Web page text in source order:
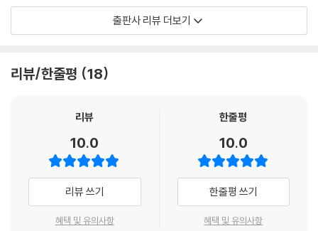
니다. 그 말들에는 따뜻함이 있습니다. 사람의 가치를 돈으로만 재지 않겠
다는 의지이기도 합니다. 하지만 동시에 이 말들은 더 나은 삶을 향한 욕망
을 스스로 검열하게 만들기도 합니다. 욕망을 죄책감으로 바꾸고, 준비를
--- p.21
다. 이 차이가 중요합니다. 돈이 있다고 해서 행복해지는 것은 아니지만 돈
이 없어서 불행해지는 순간은 분명 존재합니다. 병원비가 없어서 치료를
미루는 순간, 집세를 내지 못해 이사를 걱정하는 순간, 아이의 교육비 때문
에 잠을 설치는 순간. 이런 순간들에서 돈은 행복을 만들어주는 것이 아니
라, 불행이 더 깊어지지 않도록 막아주는 방어막이 됩니다.
--- p.26
근육’의 성장기입니다. “빚을 갚고 있다면 돈을 잃는 것이 아니라, 더 큰 부
를 담을 그릇을 빚는 중입니다.” 이 책을 덮는 순간, 당신은 마이너스라는
[사회초년생을 위한 ‘지속 가능한’ 시스템 로드맵]
타인의 억대 연봉과 성공담에 내 통장이 초라해 보였다면, 그것은 당신의
술을 넘어, 돈 때문에 비굴해지지도 오만해지지도 않는 ‘나만의 부자 기
준’을 세우는 여정을 안내합니다.
작심삼일로 끝나는 의지에 기대지 마세요. 이 책은 돈이 자동으로 흐르게
만드는 구체적인 ‘자금 흐름 시스템’ 설계도를 제시합니다. 길을 잃은 사회
초년생에게 이 로드맵은 막막한 숫자의 공포를 이겨낼 가장 실질적인 무기
출판사 리뷰 더보기
리뷰/한줄평 18
리뷰
10.0
리뷰 쓰기
혜택 및 유의사항
한줄평
10.0
한줄평 쓰기
혜택 및 유의사항